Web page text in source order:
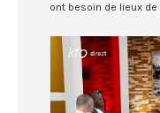
ont besoin de lieux